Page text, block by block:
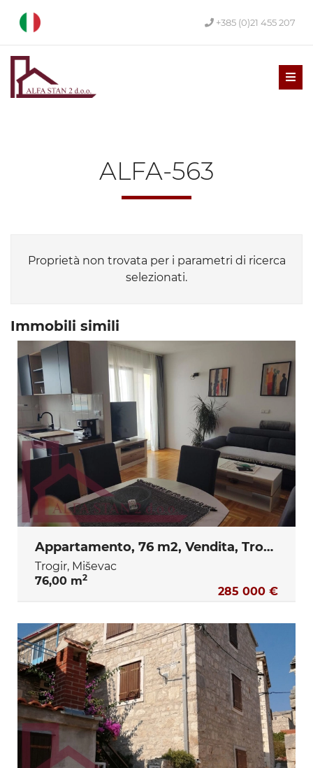
+385 (0)21 455 207
ALFA-563
Proprietà non trovata per i parametri di ricerca
selezionati.
Immobili simili
Appartamento, 76 m2, Vendita, Trogir - Miševac
Trogir, Miševac
76,00 m2
285 000 €